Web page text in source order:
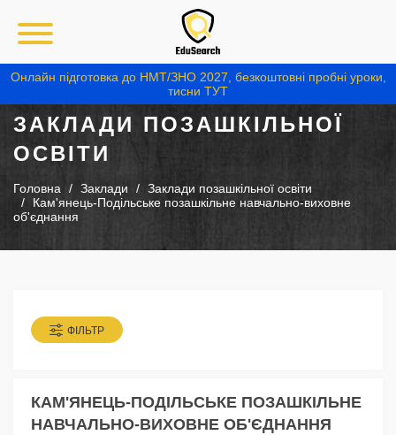
Онлайн підготовка до НМТ/ЗНО 2027, безкоштовні пробні уроки,
тисни ТУТ
ЗАКЛАДИ ПОЗАШКІЛЬНОЇ
ОСВІТИ
Головна Заклади
Заклади позашкільної освіти
Кам'янець-Подільське позашкільне навчально-виховне
об'єднання
ФІЛЬТР
КАМ'ЯНЕЦЬ-ПОДІЛЬСЬКЕ ПОЗАШКІЛЬНЕ
НАВЧАЛЬНО-ВИХОВНЕ ОБ'ЄДНАННЯ